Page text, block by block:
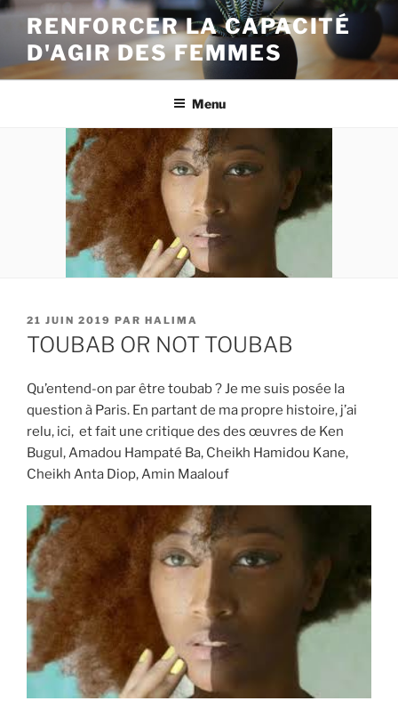
Aller
contenu
principal
RENFORCER LA CAPACITÉ
D'AGIR DES FEMMES
Menu
PUBLIÉ
LE
21 JUIN 2019 PAR HALIMA
TOUBAB OR NOT TOUBAB
Qu’entend-on par être toubab ? Je me suis posée la
question à Paris. En partant de ma propre histoire, j’ai
relu, ici, et fait une critique des des œuvres de Ken
Bugul, Amadou Hampaté Ba, Cheikh Hamidou Kane,
Cheikh Anta Diop, Amin Maalouf